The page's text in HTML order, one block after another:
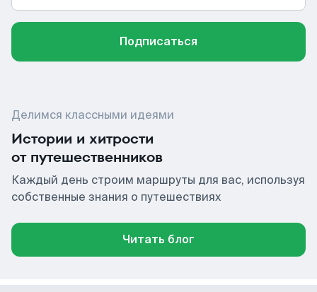
Подписаться
Делимся классными идеями
Истории и хитрости
от путешественников
Каждый день строим маршруты для вас, используя
собственные знания о путешествиях
Читать блог